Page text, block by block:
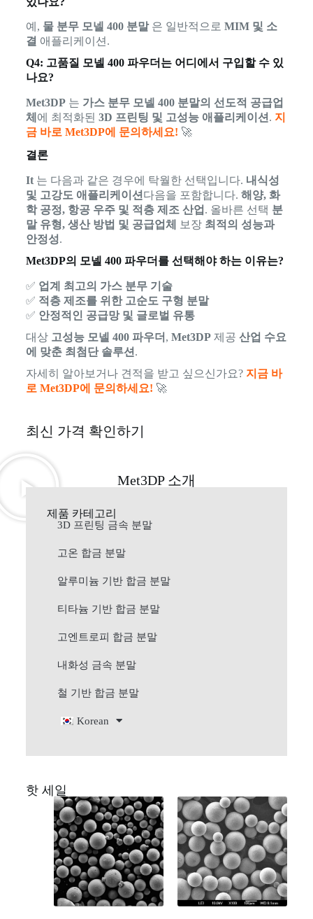
예, 물 분무 모넬 400 분말은 일반적으로 MIM 및 소
결 애플리케이션.
Q4: 고품질 모넬 400 파우더는 어디에서 구입할 수 있
나요?
Met3DP는 가스 분무 모넬 400 분말의 선도적 공급업
체 에 최적화된 3D 프린팅 및 고성능 애플리케이션 . 지
금 바로 Met3DP에 문의하세요! 🚀
결론
It는 다음과 같은 경우에 탁월한 선택입니다. 내식성
및 고강도 애플리케이션 다음을 포함합니다. 해양, 화
학 공정, 항공 우주 및 적층 제조 산업 . 올바른 선택 분
말 유형, 생산 방법 및 공급업체
보장 최적의 성능과
안정성.
Met3DP의 모넬 400 파우더를 선택해야 하는 이유는?
✅ 업계 최고의 가스 분무 기술
✅ 적층 제조를 위한 고순도 구형 분말
✅ 안정적인 공급망 및 글로벌 유통
대상 고성능 모넬 400 파우더 , Met3DP제공 산업 수요
에 맞춘 최첨단 솔루션 .
자세히 알아보거나 견적을 받고 싶으신가요? 지금 바
로 Met3DP에 문의하세요! 🚀
최신 가격 확인하기
Met3DP 소개
제품 카테고리
3D 프린팅 금속 분말
고온 합금 분말
알루미늄 기반 합금 분말
티타늄 기반 합금 분말
고엔트로피 합금 분말
내화성 금속 분말
철 기반 합금 분말
Korean
핫 세일